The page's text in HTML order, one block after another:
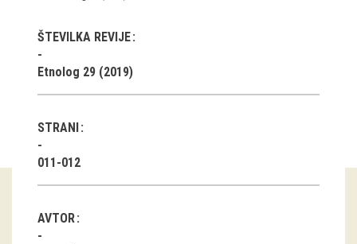
Stalne razstave
Občasne razstave
Gostovanja
E-razstave
Virtualni sprehodi
Razstavni projekti
Napovednik
ŠTEVILKA REVIJE
Etnolog 29 (2019)
STRANI
011-012
AVTOR